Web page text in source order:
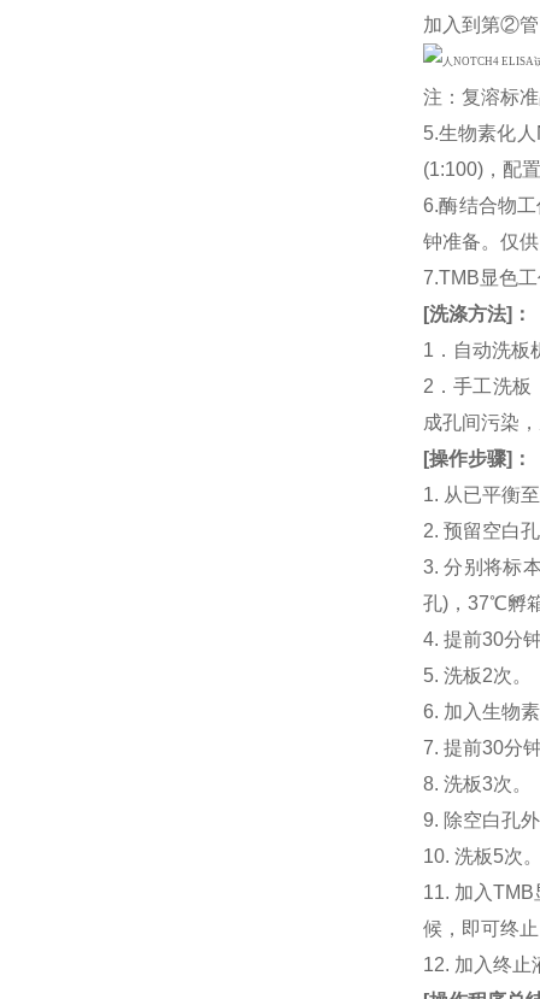
加入到第②
注：复溶标
5.生物素化
(1:100)，配
6.酶结合物
钟准备。仅
7.TMB显色
[洗涤方法] ：
1．自动洗板
2．手工洗板
成孔间污染
[操作步骤] ：
1. 从已平衡
2. 预留空白
3. 分别将标
孔)，37℃孵
4. 提前30分
5. 洗板2次。
6. 加入生物
7. 提前30分
8. 洗板3次。
9. 除空白孔
10. 洗板5次
11. 加入
候，即可终
12. 加入终止